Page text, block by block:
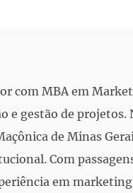
com MBA em
e gestão de projetos.
de Minas
Com
em